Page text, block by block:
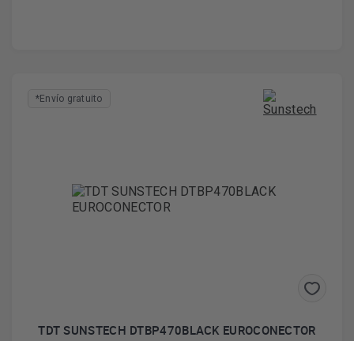
*Envío gratuito
TDT SUNSTECH DTBP470BLACK EUROCONECTOR